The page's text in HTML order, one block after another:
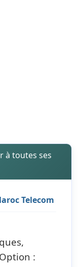
à toutes ses
Telecom
: